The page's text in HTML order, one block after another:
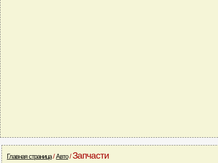
Главная страница/Авто/Запчасти